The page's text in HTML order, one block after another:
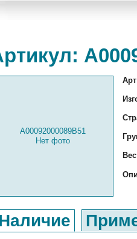
A00092000089B51
Нет фото